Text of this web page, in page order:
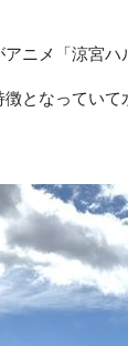
ニメ「涼宮
となってい